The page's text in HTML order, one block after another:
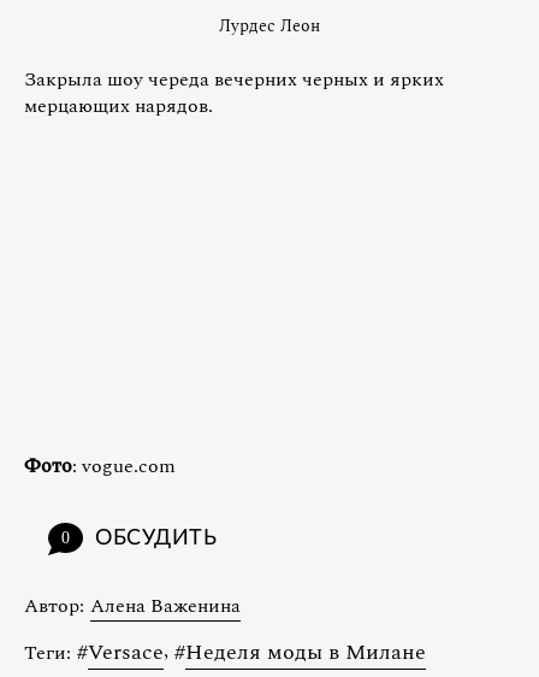
Лурдес Леон
Закрыла шоу череда вечерних черных и ярких
мерцающих нарядов.
Фото: vogue.com
0 ОБСУДИТЬ
Автор: Алена Важенина
Теги: #Versace, #Неделя моды в Милане